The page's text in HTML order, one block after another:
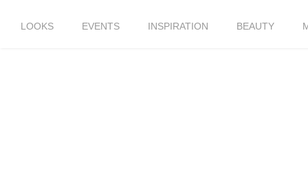
LOOKS EVENTS INSPIRATION BEAUTY